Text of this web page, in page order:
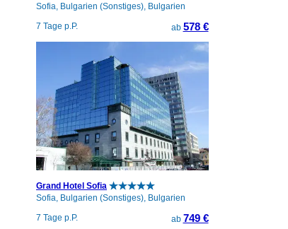
Sofia, Bulgarien (Sonstiges), Bulgarien
7 Tage p.P.
ab 578 €
Grand Hotel Sofia
Sofia, Bulgarien (Sonstiges), Bulgarien
7 Tage p.P.
ab 749 €